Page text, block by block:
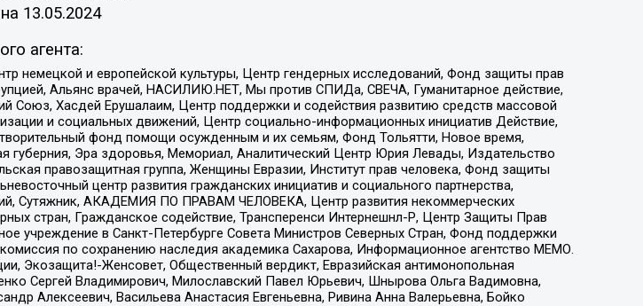
13.05.2024
агента:
немецкой и европейской культуры, Центр гендерных исследований, Фонд защиты прав
Альянс врачей, НАСИЛИЮ.НЕТ, Мы против СПИДа, СВЕЧА, Гуманитарное действие,
Союз, Хасдей Ерушалаим, Центр поддержки и содействия развитию средств массовой
и социальных движений, Центр социально-информационных инициатив Действие,
фонд помощи осужденным и их семьям, Фонд Тольятти, Новое время,
губерния, Эра здоровья, Мемориал, Аналитический Центр Юрия Левады, Издательство
правозащитная группа, Женщины Евразии, Институт прав человека, Фонд защиты
центр развития гражданских инициатив и социального партнерства,
Сутяжник, АКАДЕМИЯ ПО ПРАВАМ ЧЕЛОВЕКА, Центр развития некоммерческих
стран, Гражданское содействие, Трансперенси Интернешнл-Р, Центр Защиты Прав
учреждение в Санкт-Петербурге Совета Министров Северных Стран, Фонд поддержки
по сохранению наследия академика Сахарова, Информационное агентство МЕМО.
Экозащита!-Женсовет, Общественный вердикт, Евразийская антимонопольная
Сергей Владимирович, Милославский Павел Юрьевич, Шнырова Ольга Вадимовна,
Алексеевич, Васильева Анастасия Евгеньевна, Ривина Анна Валерьевна, Бойко